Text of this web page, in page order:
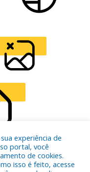
HIDE IMAGES
experiência de
portal, você
de cookies.
isso é feito, acesse